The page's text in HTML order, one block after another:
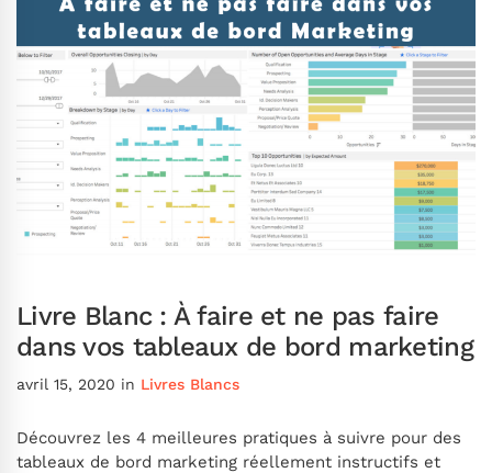
Livre Blanc : À faire et ne pas faire
dans vos tableaux de bord marketing
avril 15, 2020 in Livres Blancs
Découvrez les 4 meilleures pratiques à suivre pour des
tableaux de bord marketing réellement instructifs et